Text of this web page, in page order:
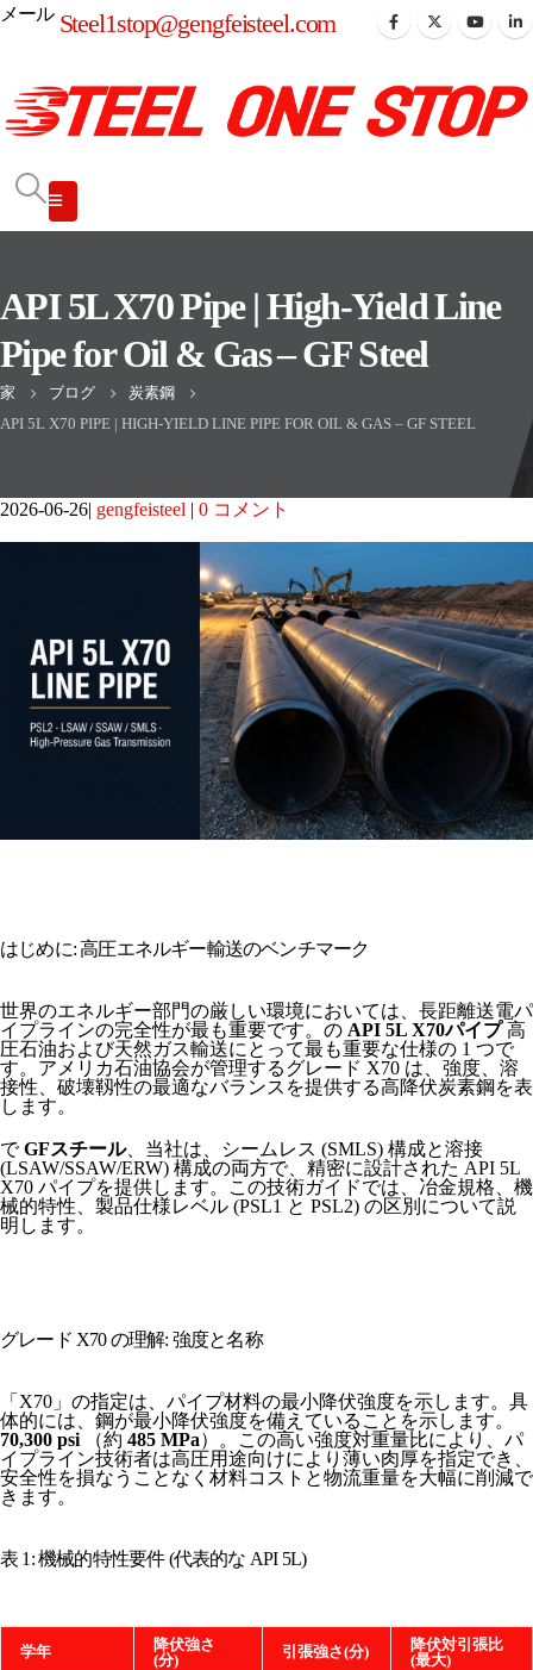
メール Steel1stop@gengfeisteel.com
API 5L X70 Pipe | High-Yield Line
Pipe for Oil & Gas – GF Steel
家 ブログ
炭素鋼
API 5L X70 PIPE | HIGH-YIELD LINE PIPE FOR OIL & GAS – GF STEEL
2026-06-26 gengfeisteel 0 コメント
はじめに: 高圧エネルギー輸送のベンチマーク
世界のエネルギー部門の厳しい環境においては、長距離送電パ
イプラインの完全性が最も重要です。の API 5L X70パイプ高
圧石油および天然ガス輸送にとって最も重要な仕様の 1 つで
す。アメリカ石油協会が管理するグレード X70 は、強度、溶
接性、破壊靱性の最適なバランスを提供する高降伏炭素鋼を表
します。
でGFスチール、当社は、シームレス (SMLS) 構成と溶接
(LSAW/SSAW/ERW) 構成の両方で、精密に設計された API 5L
X70 パイプを提供します。この技術ガイドでは、冶金規格、機
械的特性、製品仕様レベル (PSL1 と PSL2) の区別について説
明します。
グレード X70 の理解: 強度と名称
「X70」の指定は、パイプ材料の最小降伏強度を示します。具
体的には、鋼が最小降伏強度を備えていることを示します。
70,300 psi （約 485 MPa）。この高い強度対重量比により、パ
イプライン技術者は高圧用途向けにより薄い肉厚を指定でき、
安全性を損なうことなく材料コストと物流重量を大幅に削減で
きます。
表 1: 機械的特性要件 (代表的な API 5L)
学年
降伏強さ
(分)
引張強さ(分)
降伏対引張比
(最大)